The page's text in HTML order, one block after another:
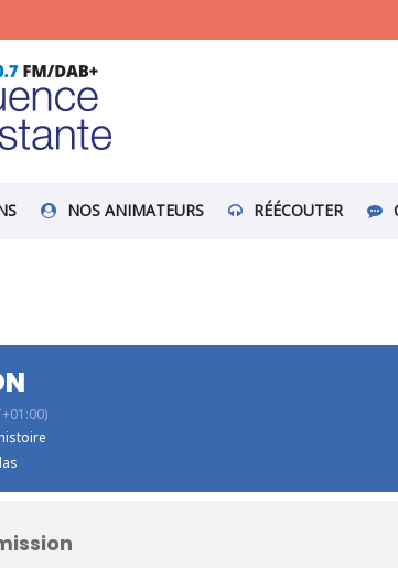
NOS ANIMATEURS RÉÉCOUTER